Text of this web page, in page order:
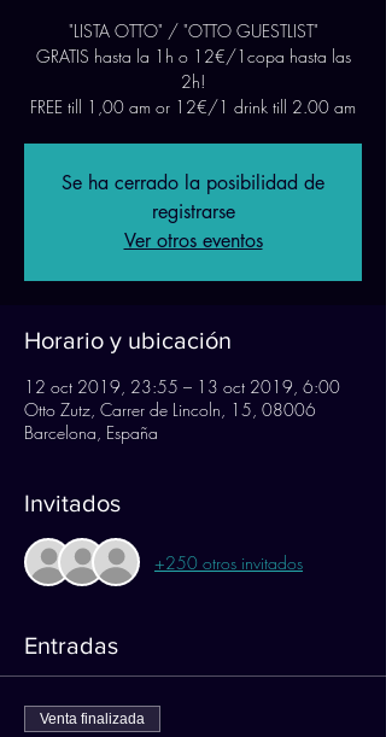
"LISTA OTTO" / "OTTO GUESTLIST"
GRATIS hasta la 1h o 12€/1copa hasta las
2h!
FREE till 1,00 am or 12€/1 drink till 2.00 am
Se ha cerrado la posibilidad de
registrarse
Ver otros eventos
Horario y ubicación
12 oct 2019, 23:55 – 13 oct 2019, 6:00
Otto Zutz, Carrer de Lincoln, 15, 08006
Barcelona, España
Invitados
+250 otros invitados
Entradas
Venta finalizada